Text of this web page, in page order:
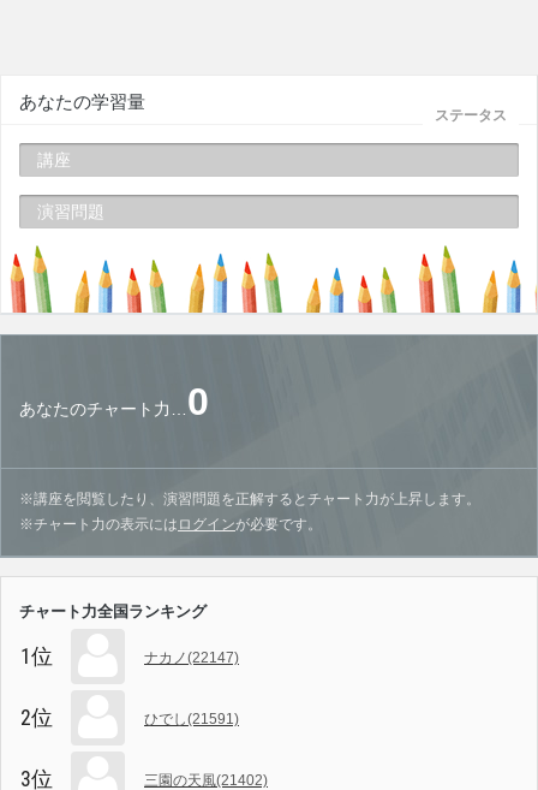
ステータス
あなたの学習量
講座
演習問題
あなたのチャート力… 0
※講座を閲覧したり、演習問題を正解するとチャート力が上昇します。
※チャート力の表示には ログインが必要です。
チャート力全国ランキング
1位 ナカノ(22147)
2位 ひでし(21591)
3位 三園の天風(21402)